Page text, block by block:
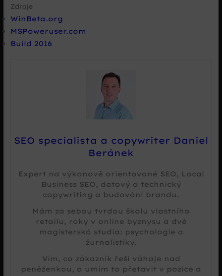
Zdroje
WinBeta.org
MSPoweruser.com
Build 2016
SEO specialista a copywriter Daniel
Beránek
Expert na výkonově orientované SEO, Local
Business SEO, datový a technický
copywriting a budování brandu.
Mám za sebou tvrdou školu vlastního
retailu, roky v online byznysu a dvě
magisterská studia: psychologie a
žurnalistiky.
Vím, co zákazník řeší váhaje nad
peněženkou, a umím to přetavit v pozice a